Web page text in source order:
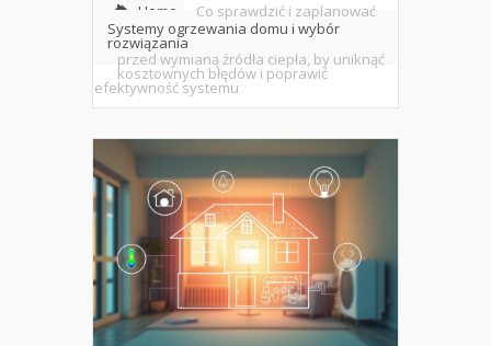
Home
Systemy ogrzewania domu i wybór
rozwiązania
Co sprawdzić i zaplanować
przed wymianą źródła ciepła, by uniknąć
kosztownych błędów i poprawić
efektywność systemu